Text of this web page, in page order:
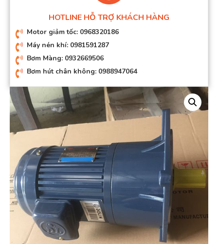
HOTLINE HỖ TRỢ KHÁCH HÀNG
Motor giảm tốc: 0968320186
Máy nén khí: 0981591287
Bơm Màng: 0932669506
Bơm hút chân không: 0988947064